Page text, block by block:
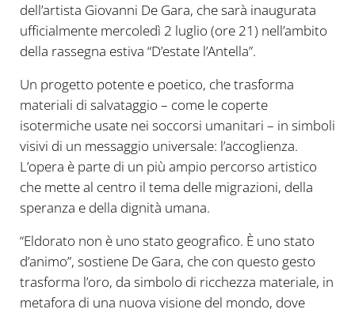
dell’artista Giovanni De Gara, che sarà inaugurata
ufficialmente mercoledì 2 luglio (ore 21) nell’ambito
della rassegna estiva “D’estate l’Antella”.
Un progetto potente e poetico, che trasforma
materiali di salvataggio – come le coperte
isotermiche usate nei soccorsi umanitari – in simboli
visivi di un messaggio universale: l’accoglienza.
L’opera è parte di un più ampio percorso artistico
che mette al centro il tema delle migrazioni, della
speranza e della dignità umana.
“Eldorato non è uno stato geografico. È uno stato
d’animo”, sostiene De Gara, che con questo gesto
trasforma l’oro, da simbolo di ricchezza materiale, in
metafora di una nuova visione del mondo, dove